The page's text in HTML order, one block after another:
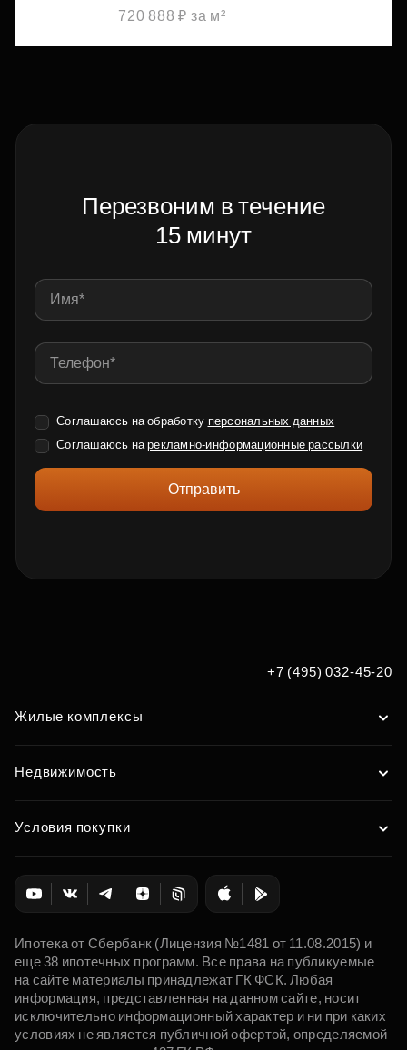
720 888 ₽ за м²
Перезвоним в течение
15 минут
Соглашаюсь на обработку персональных данных
Соглашаюсь нарекламно-информационные рассылки
Отправить
+7 (495) 032-45-20
Жилые комплексы
Недвижимость
Условия покупки
Ипотека от Сбербанк (Лицензия №1481 от 11.08.2015) и
еще 38 ипотечных программ. Все права на публикуемые
на сайте материалы принадлежат ГК ФСК. Любая
информация, представленная на данном сайте, носит
исключительно информационный характер и ни при каких
условиях не является публичной офертой, определяемой